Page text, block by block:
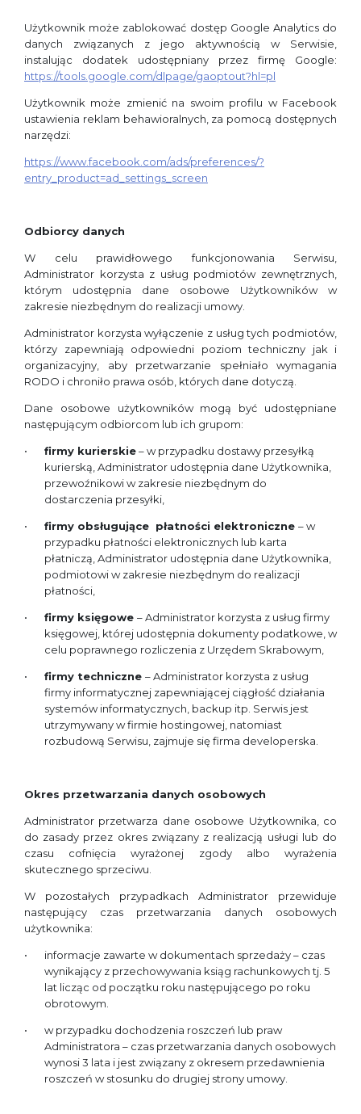
Użytkownik może zablokować dostęp Google Analytics do
danych związanych z jego aktywnością w Serwisie,
instalując dodatek udostępniany przez firmę Google:
https://tools.google.com/dlpage/gaoptout?hl=pl
Użytkownik może zmienić na swoim profilu w Facebook
ustawienia reklam behawioralnych, za pomocą dostępnych
narzędzi:
https://www.facebook.com/ads/preferences/?
entry_product=ad_settings_screen
Odbiorcy danych
W celu prawidłowego funkcjonowania Serwisu,
Administrator korzysta z usług podmiotów zewnętrznych,
którym udostępnia dane osobowe Użytkowników w
zakresie niezbędnym do realizacji umowy.
Administrator korzysta wyłączenie z usług tych podmiotów,
którzy zapewniają odpowiedni poziom techniczny jak i
organizacyjny, aby przetwarzanie spełniało wymagania
RODO i chroniło prawa osób, których dane dotyczą.
Dane osobowe użytkowników mogą być udostępniane
następującym odbiorcom lub ich grupom:
firmy kurierskie– w przypadku dostawy przesyłką
kurierską, Administrator udostępnia dane Użytkownika,
przewoźnikowi w zakresie niezbędnym do
dostarczenia przesyłki,
firmy obsługujące płatności elektroniczne – w
przypadku płatności elektronicznych lub karta
płatniczą, Administrator udostępnia dane Użytkownika,
podmiotowi w zakresie niezbędnym do realizacji
płatności,
firmy księgowe – Administrator korzysta z usług firmy
księgowej, której udostępnia dokumenty podatkowe, w
celu poprawnego rozliczenia z Urzędem Skrabowym,
firmy techniczne – Administrator korzysta z usług
firmy informatycznej zapewniającej ciągłość działania
systemów informatycznych, backup itp. Serwis jest
utrzymywany w firmie hostingowej, natomiast
rozbudową Serwisu, zajmuje się firma developerska.
Okres przetwarzania danych osobowych
Administrator przetwarza dane osobowe Użytkownika, co
do zasady przez okres związany z realizacją usługi lub do
czasu cofnięcia wyrażonej zgody albo wyrażenia
skutecznego sprzeciwu.
W pozostałych przypadkach Administrator przewiduje
następujący czas przetwarzania danych osobowych
użytkownika:
informacje zawarte w dokumentach sprzedaży – czas
wynikający z przechowywania ksiąg rachunkowych tj. 5
lat licząc od początku roku następującego po roku
obrotowym.
w przypadku dochodzenia roszczeń lub praw
Administratora – czas przetwarzania danych osobowych
wynosi 3 lata i jest związany z okresem przedawnienia
roszczeń w stosunku do drugiej strony umowy.